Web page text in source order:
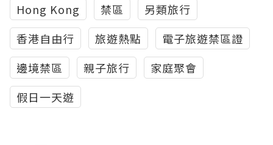
Hong Kong
禁區
另類旅行
香港自由行
旅遊熱點
電子旅遊禁區證
邊境禁區
親子旅行
家庭聚會
假日一天遊